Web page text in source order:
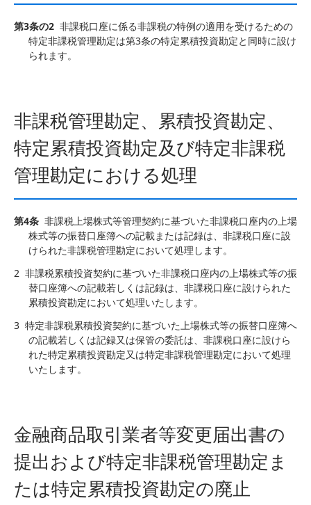
第3条の2 非課税口座に係る非課税の特例の適用を受けるための
特定非課税管理勘定は第3条の特定累積投資勘定と同時に設け
られます。
非課税管理勘定、累積投資勘定、
特定累積投資勘定及び特定非課税
管理勘定における処理
第4条 非課税上場株式等管理契約に基づいた非課税口座内の上場
株式等の振替口座簿への記載または記録は、非課税口座に設
けられた非課税管理勘定において処理します。
2 非課税累積投資契約に基づいた非課税口座内の上場株式等の振
替口座簿への記載若しくは記録は、非課税口座に設けられた
累積投資勘定において処理いたします。
3 特定非課税累積投資契約に基づいた上場株式等の振替口座簿へ
の記載若しくは記録又は保管の委託は、非課税口座に設けら
れた特定累積投資勘定又は特定非課税管理勘定において処理
いたします。
金融商品取引業者等変更届出書の
提出および特定非課税管理勘定ま
たは特定累積投資勘定の廃止